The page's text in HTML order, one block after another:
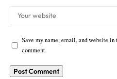
Save my name, email, and website
comment.